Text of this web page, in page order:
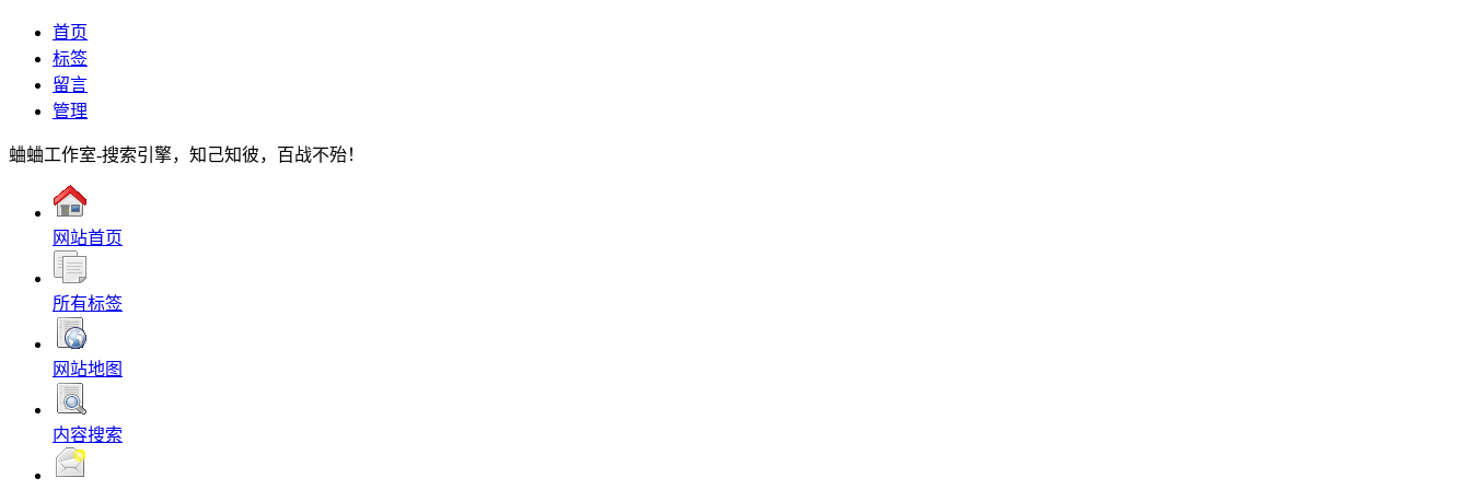
首页
标签
留言
管理
蛐蛐工作室-搜索引擎，知己知彼，百战不殆！
网站首页
所有标签
网站地图
内容搜索